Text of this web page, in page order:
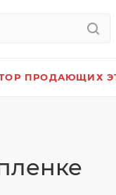
ПРОДАЮЩИХ